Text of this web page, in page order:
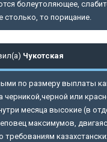
болеутоляющее,
столько, то порицание.
Чукотская
по размеру выплаты
черникой,черной или
месяца высокие (в
максимумов,
требованиям